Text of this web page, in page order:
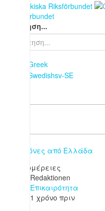
Riksförbundet
Αναζήτηση...
Λεπτομέρειες
Redaktionen
Επικαιρότητα
1 χρόνο πριν